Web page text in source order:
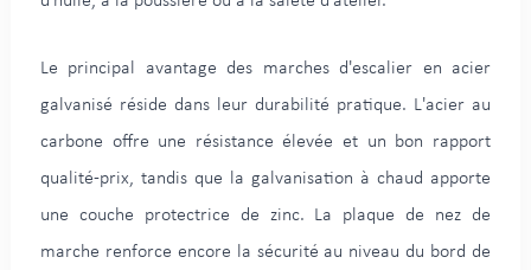
Le principal avantage des marches d'escalier en acier
galvanisé réside dans leur durabilité pratique. L'acier au
carbone offre une résistance élevée et un bon rapport
qualité-prix, tandis que la galvanisation à chaud apporte
une couche protectrice de zinc. La plaque de nez de
marche renforce encore la sécurité au niveau du bord de